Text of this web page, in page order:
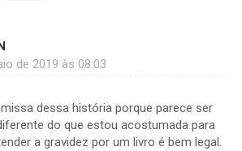
de 2019 às 08:03
dessa história porque parece ser
do que estou acostumada para
a gravidez por um livro é bem legal.